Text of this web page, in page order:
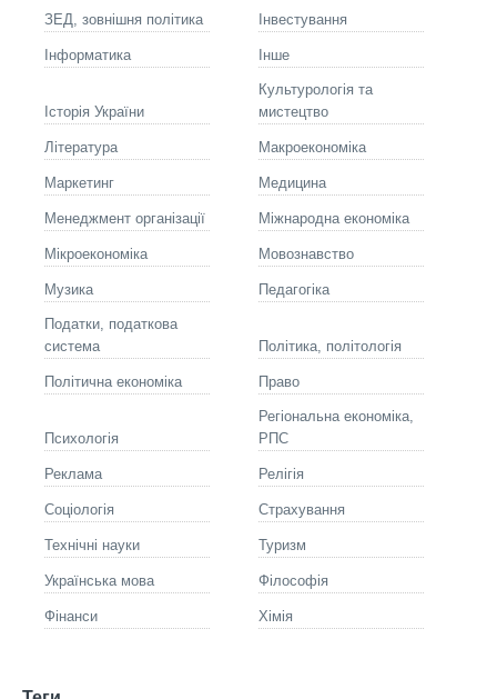
ЗЕД, зовнішня політика Інвестування
Інформатика Інше
Історія України
Культурологія та
мистецтво
Літературa Макроекономіка
Маркетинг Медицина
Менеджмент організації Міжнародна економіка
Мікроекономіка Мовознавство
Музика Педагогіка
Податки, податкова
система
Політика, політологія
Політична економіка Право
Психологія
Регіональна економіка,
РПС
Реклама Релігія
Соціологія Страхування
Технічні науки Туризм
Українська мова Філософія
Фінанси Хімія